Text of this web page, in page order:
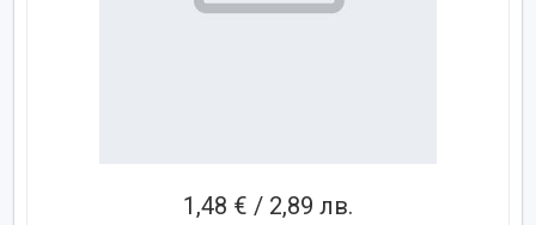
1,48 € / 2,89 лв.